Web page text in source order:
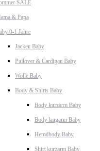
SALE
& Papa
0-1 Jahre
Jacken Baby
Pullover & Cardigan Baby
Wolle Baby
Body & Shirts Baby
Body kurzarm Baby
Body langarm Baby
Hemdbody Baby
Shirt kurzarm Baby